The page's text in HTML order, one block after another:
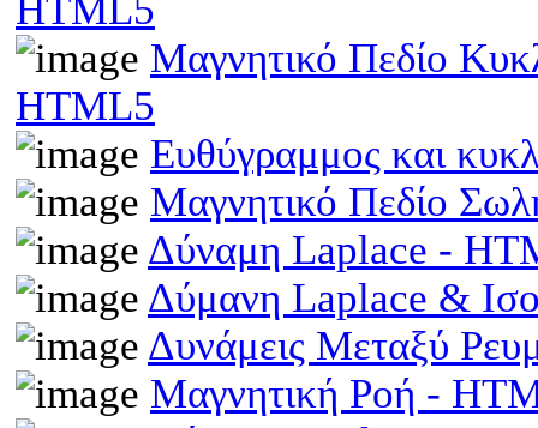
HTML5
Μαγνητικό Πεδίο
HTML5
Ευθύγραμμος και
Μαγνητικό Πεδίο
Δύναμη Laplace -
Δύμανη Laplace &
Δυνάμεις Μεταξύ
Μαγνητική Ροή -